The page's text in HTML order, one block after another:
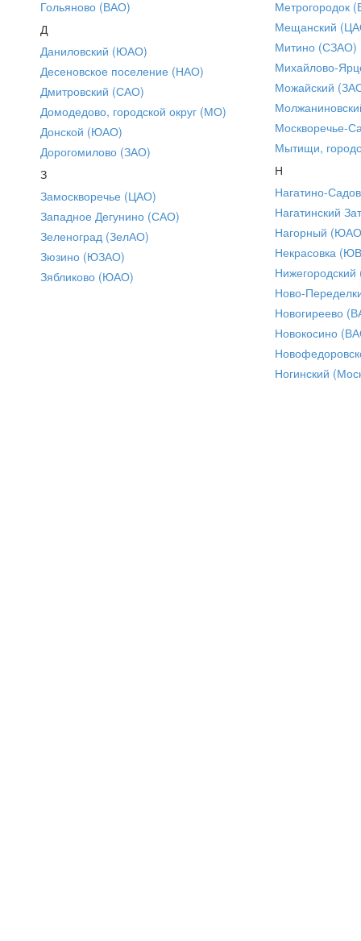
Гольяново (ВАО)
Д
Даниловский (ЮАО)
Десеновское поселение (НАО)
Дмитровский (САО)
Домодедово, городской округ (МО)
Донской (ЮАО)
Дорогомилово (ЗАО)
З
Замоскворечье (ЦАО)
Западное Дегунино (САО)
Зеленоград (ЗелАО)
Зюзино (ЮЗАО)
Зябликово (ЮАО)
Метрогородок
Мещанский
Митино (СЗАО)
Михайлово-
Можайский
Москворечье-
Мытищи,
Н
Нагатино-
Нагатинский
Нагорный
Некрасовка
Ново-
Новогиреево
Новокосино
Ногинский